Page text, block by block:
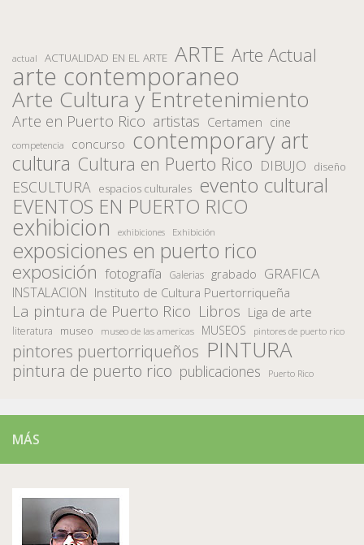
actual ACTUALIDAD EN EL ARTE ARTE Arte Actual
arte contemporaneo
Arte Cultura y Entretenimiento
Arte en Puerto Rico artistas Certamen cine
competencia concurso contemporary art
cultura Cultura en Puerto Rico DIBUJO diseño
ESCULTURA espacios culturales evento cultural
EVENTOS EN PUERTO RICO
exhibicion exhibiciones Exhibición
exposiciones en puerto rico
exposición fotografía Galerias grabado GRAFICA
INSTALACION Instituto de Cultura Puertorriqueña
La pintura de Puerto Rico Libros Liga de arte
literatura museo museo de las americas MUSEOS pintores de puerto rico
pintores puertorriqueños PINTURA
pintura de puerto rico publicaciones Puerto Rico
MÁS